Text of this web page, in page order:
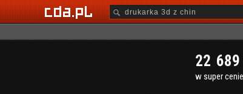
22 689
w super